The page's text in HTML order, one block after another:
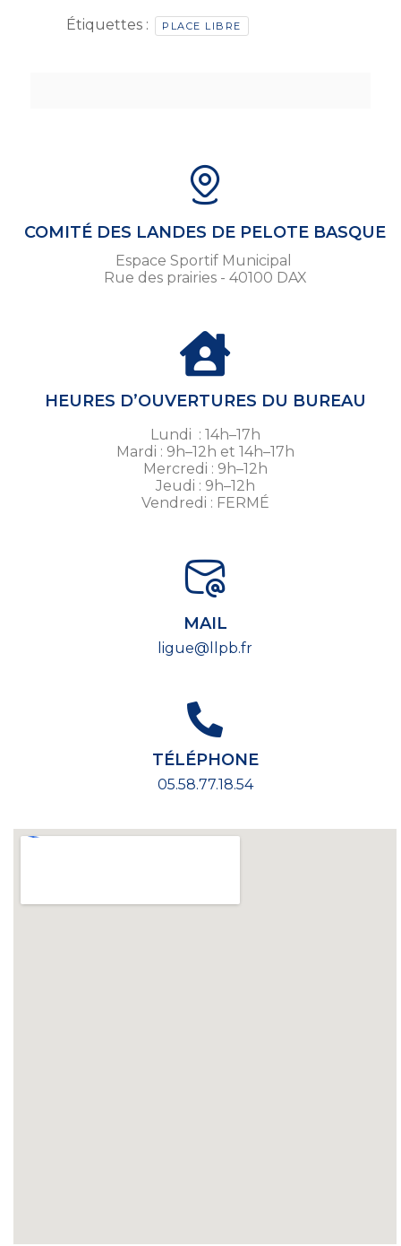
Étiquettes : PLACE LIBRE
COMITÉ DES LANDES DE PELOTE BASQUE
Espace Sportif Municipal
Rue des prairies - 40100 DAX
HEURES D’OUVERTURES DU BUREAU
Lundi : 14h–17h
Mardi : 9h–12h et 14h–17h
Mercredi : 9h–12h
Jeudi : 9h–12h
Vendredi : FERMÉ
MAIL
ligue@llpb.fr
TÉLÉPHONE
05.58.77.18.54